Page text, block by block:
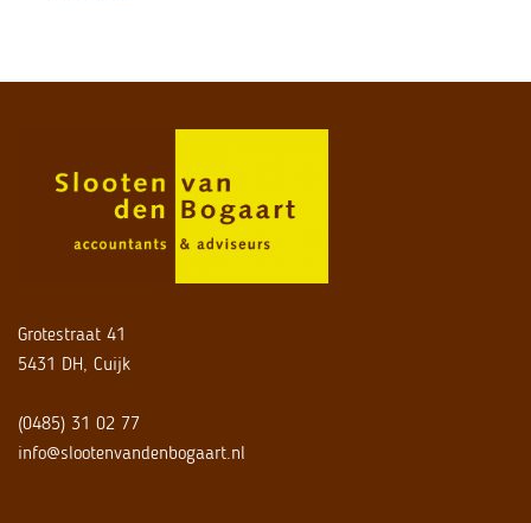
Grotestraat 41
5431 DH, Cuijk
(0485) 31 02 77
info@slootenvandenbogaart.nl